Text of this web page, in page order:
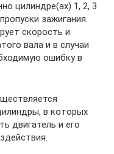
цилиндре(ах) 1, 2, 3
зажигания.
скорость и
вала и в случаи
ошибку в
в которых
двигатель и его